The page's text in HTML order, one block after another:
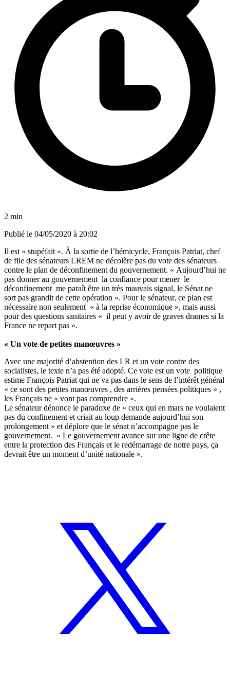
2 min
Publié le 04/05/2020 à 20:02
Il est « stupéfait ». À la sortie de l’hémicycle, François Patriat, chef
de file des sénateurs LREM ne décolère pas du vote des sénateurs
contre le plan de déconfinement du gouvernement. « Aujourd’hui ne
pas donner au gouvernement la confiance pour mener le
déconfinement me paraît être un très mauvais signal, le Sénat ne
sort pas grandit de cette opération ». Pour le sénateur, ce plan est
nécessaire non seulement « à la reprise économique », mais aussi
pour des questions sanitaires « il peut y avoir de graves drames si la
France ne repart pas ».
« Un vote de petites manœuvres »
Avec une majorité d’abstention des LR et un vote contre des
socialistes, le texte n’a pas été adopté. Ce vote est un vote politique
estime François Patriat qui ne va pas dans le sens de l’intérêt général
« ce sont des petites manœuvres , des arrières pensées politiques » ,
les Français ne « vont pas comprendre ».
Le sénateur dénonce le paradoxe de « ceux qui en mars ne voulaient
pas du confinement et criait au loup demande aujourd’hui son
prolongement » et déplore que le sénat n’accompagne pas le
gouvernement. « Le gouvernement avance sur une ligne de crête
entre la protection des Français et le redémarrage de notre pays, ça
devrait être un moment d’unité nationale ».